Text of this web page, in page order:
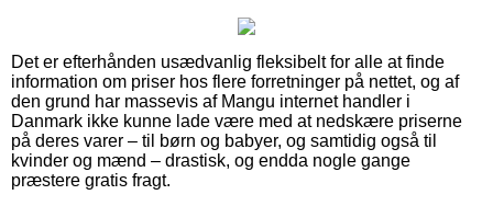
Det er efterhånden usædvanlig fleksibelt for alle at finde
information om priser hos flere forretninger på nettet, og af
den grund har massevis af Mangu internet handler i
Danmark ikke kunne lade være med at nedskære priserne
på deres varer – til børn og babyer, og samtidig også til
kvinder og mænd – drastisk, og endda nogle gange
præstere gratis fragt.